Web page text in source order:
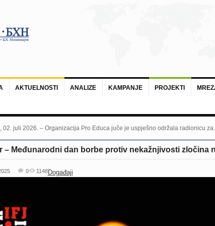
AKTUELNOSTI ANALIZE KAMPANJE PROJEKTI
02. juli 2026. – Organizacija Pro Educa juče je uspješno održala radionicu
– Međunarodni dan borbe protiv nekažnjivosti zločina
Događaji
0 1148